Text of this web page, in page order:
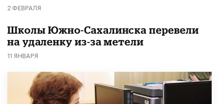
2 ФЕВРАЛЯ
Школы Южно-Сахалинска перевели
на удаленку из-за метели
11 ЯНВАРЯ